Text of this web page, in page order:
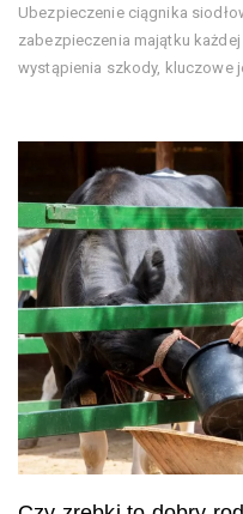
Ubezpieczenie ciągnika
zabezpieczenia majątku
wystąpienia szkody, kluczowe